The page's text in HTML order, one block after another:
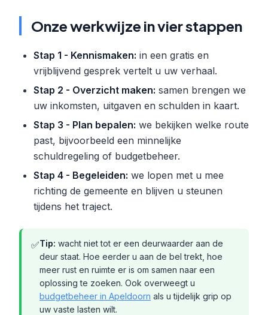
Onze werkwijze in vier stappen
Stap 1 - Kennismaken: in een gratis en
vrijblijvend gesprek vertelt u uw verhaal.
Stap 2 - Overzicht maken: samen brengen we
uw inkomsten, uitgaven en schulden in kaart.
Stap 3 - Plan bepalen: we bekijken welke route
past, bijvoorbeeld een minnelijke
schuldregeling of budgetbeheer.
Stap 4 - Begeleiden: we lopen met u mee
richting de gemeente en blijven u steunen
tijdens het traject.
✅Tip: wacht niet tot er een deurwaarder aan de
deur staat. Hoe eerder u aan de bel trekt, hoe
meer rust en ruimte er is om samen naar een
oplossing te zoeken. Ook overweegt u
budgetbeheer in Apeldoorn als u tijdelijk grip op
uw vaste lasten wilt.